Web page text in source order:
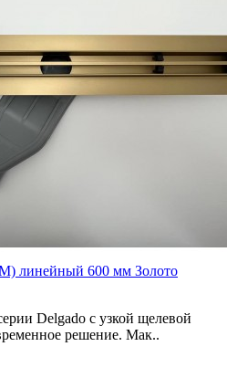
линейный 600 мм Золото
Delgado с узкой щелевой
решение. Мак..